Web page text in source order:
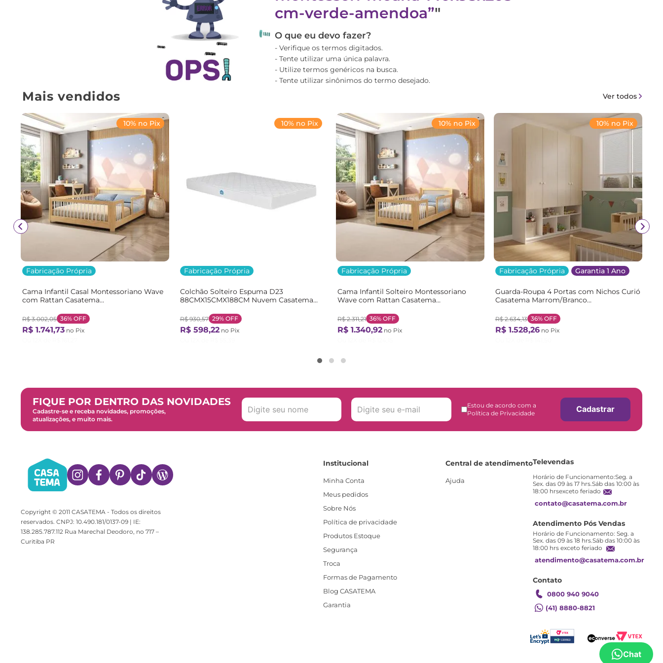
Chat
cm-verde-amendoa "
O que eu devo fazer?
Verifique os termos digitados.
Tente utilizar uma única palavra.
Utilize termos genéricos na busca.
Tente utilizar sinônimos do termo desejado.
Mais vendidos Ver todos
Fabricação Própria
10% no Pix
Cama Infantil Casal Montessoriano Wave
com Rattan Casatema
R$ 3.002,05 36% OFF
R$ 1.741,73 no Pix
Fabricação Própria
10% no Pix
Colchão Solteiro Espuma D23
88CMX15CMX188CM Nuvem Casatema
R$ 930,57 29%OFF
R$ 598,22no Pix
Fabricação Própria
10% no Pix
Cama Infantil Solteiro Montessoriano
Wave com Rattan Casatema
R$ 2.311,21 36% OFF
R$ 1.340,92 no Pix
Fabricação Própria Garantia 1 Ano
10% no Pix
Guarda-Roupa 4 Portas com Nichos Curió
Casatema Marrom/Branco
R$ 2.634,13 36%OFF
R$ 1.528,26no Pix
FIQUE POR DENTRO DAS NOVIDADES
Cadastre-se e receba novidades, promoções,
atualizações, e muito mais.
Estou de acordo com a
Política de Privacidade
Cadastrar
Copyright © 2011 CASATEMA - Todos os direitos
reservados. CNPJ: 10.490.181/0137-09 | IE:
138.285.787.112 Rua Marechal Deodoro, no 717 –
Curitiba PR
Institucional
Minha Conta
Meus pedidos
Sobre Nós
Política de privacidade
Produtos Estoque
Segurança
Troca
Formas de Pagamento
Blog CASATEMA
Garantia
Central de atendimento
Ajuda
Televendas
Horário de Funcionamento:Seg. a
Sex. das 09 às 17 hrs.Sáb das 10:00 às
18:00 hrsexceto feriado
contato@casatema.com.br
Atendimento Pós Vendas
Horário de Funcionamento: Seg. a
Sex. das 09 às 18 hrs.Sáb das 10:00 às
18:00 hrs exceto feriado
atendimento@casatema.com.br
Contato
0800 940 9040
(41) 8880-8821